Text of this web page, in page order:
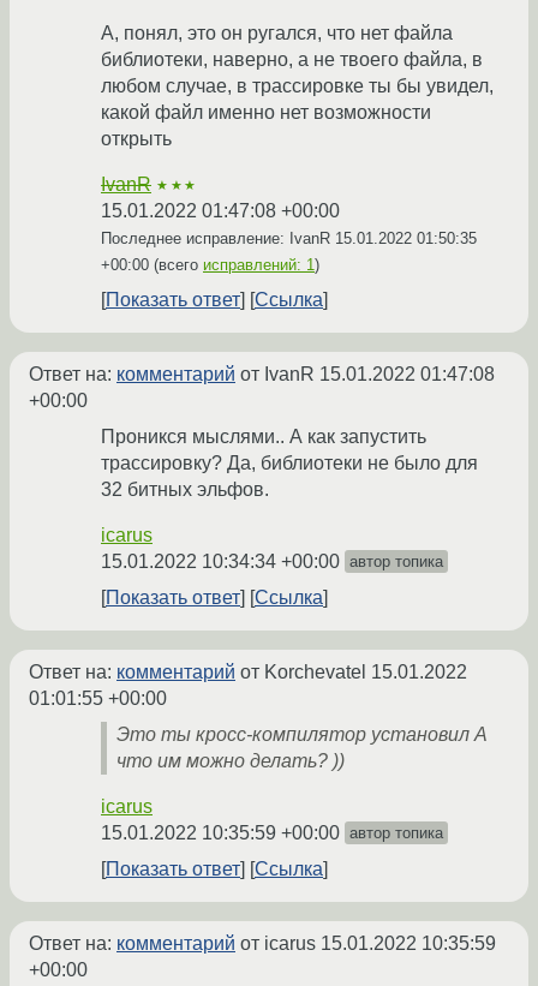
А, понял, это он ругался, что нет файла
библиотеки, наверно, а не твоего файла, в
любом случае, в трассировке ты бы увидел,
какой файл именно нет возможности
открыть
IvanR ★★★
15.01.2022 01:47:08 +00:00
Последнее исправление: IvanR 15.01.2022 01:50:35
+00:00 (всего исправлений: 1)
Показать ответ Ссылка
Ответ на: комментарий от IvanR 15.01.2022 01:47:08
+00:00
Проникся мыслями.. А как запустить
трассировку? Да, библиотеки не было для
32 битных эльфов.
icarus
15.01.2022 10:34:34 +00:00 автор топика
Показать ответ Ссылка
Ответ на: комментарий от Korchevatel 15.01.2022
01:01:55 +00:00
Это ты кросс-компилятор установил А
что им можно делать? ))
icarus
15.01.2022 10:35:59 +00:00 автор топика
Показать ответ Ссылка
Ответ на: комментарий от icarus 15.01.2022 10:35:59
+00:00